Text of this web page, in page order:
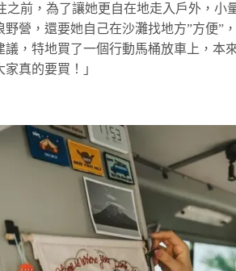
之前，為了讓她更自在地走入戶外，小
野營，還要她自己在沙灘找地方”方便”
議，特地買了一個行動馬桶放車上，本
真的要買！」